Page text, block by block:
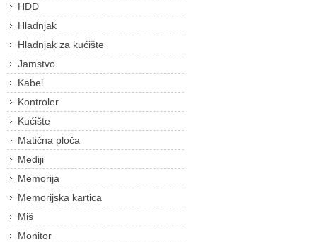
HDD
Hladnjak
Hladnjak za kućište
Jamstvo
Kabel
Kontroler
Kućište
Matična ploča
Mediji
Memorija
Memorijska kartica
Miš
Monitor